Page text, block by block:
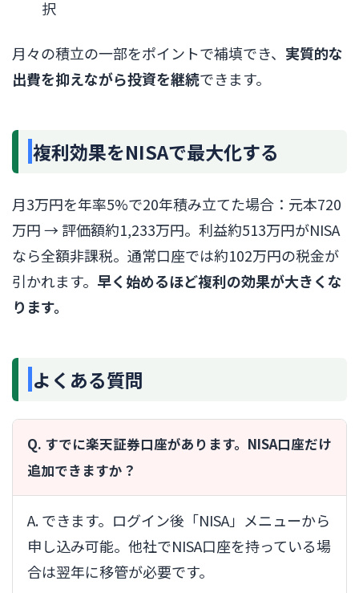
択
月々の積立の一部をポイントで補填でき、 実質的な
出費を抑えながら投資を継続できます。
複利効果をNISAで最大化する
月3万円を年率5%で20年積み立てた場合：元本720
万円 → 評価額約1,233万円。利益約513万円がNISA
なら全額非課税。通常口座では約102万円の税金が
引かれます。 早く始めるほど複利の効果が大きくな
ります。
よくある質問
Q. すでに楽天証券口座があります。NISA口座だけ
追加できますか？
A. できます。ログイン後「NISA」メニューから
申し込み可能。他社でNISA口座を持っている場
合は翌年に移管が必要です。